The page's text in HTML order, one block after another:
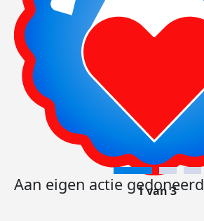
Aan eigen actie gedoneerd
1 van 3